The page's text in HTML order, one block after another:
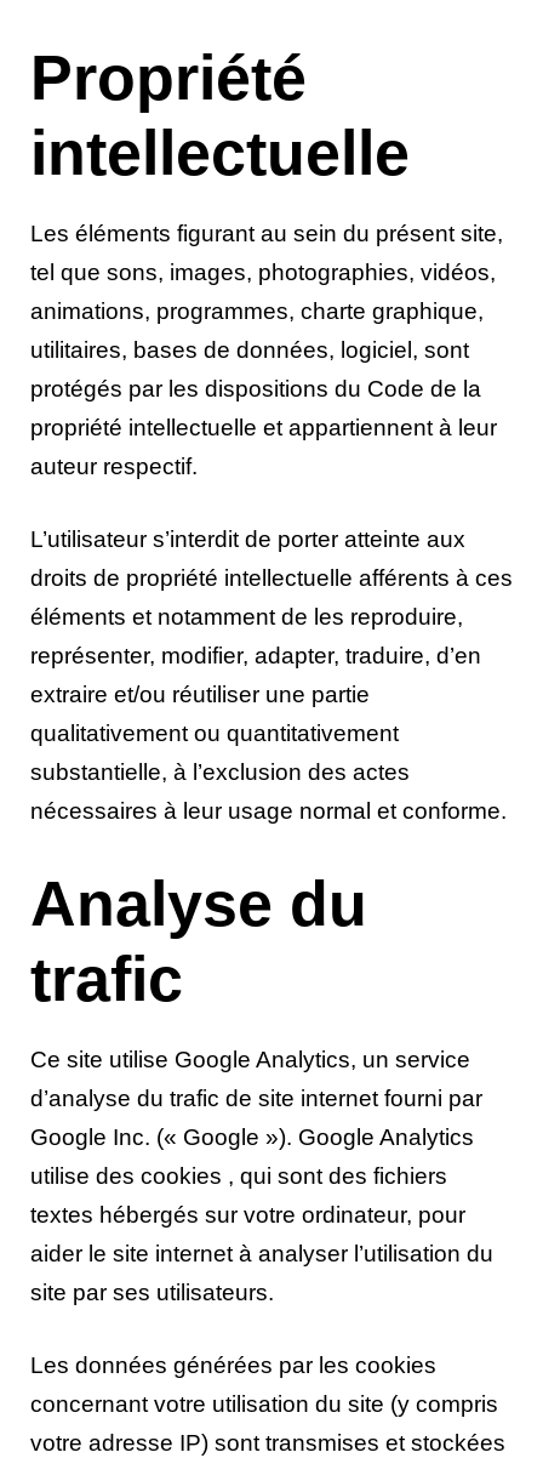
Propriété
intellectuelle
Les éléments figurant au sein du présent site,
tel que sons, images, photographies, vidéos,
animations, programmes, charte graphique,
utilitaires, bases de données, logiciel, sont
protégés par les dispositions du Code de la
propriété intellectuelle et appartiennent à leur
auteur respectif.
L’utilisateur s’interdit de porter atteinte aux
droits de propriété intellectuelle afférents à ces
éléments et notamment de les reproduire,
représenter, modifier, adapter, traduire, d’en
extraire et/ou réutiliser une partie
qualitativement ou quantitativement
substantielle, à l’exclusion des actes
nécessaires à leur usage normal et conforme.
Analyse du
trafic
Ce site utilise Google Analytics, un service
d’analyse du trafic de site internet fourni par
Google Inc. (« Google »). Google Analytics
utilise des cookies , qui sont des fichiers
textes hébergés sur votre ordinateur, pour
aider le site internet à analyser l’utilisation du
site par ses utilisateurs.
Les données générées par les cookies
concernant votre utilisation du site (y compris
votre adresse IP) sont transmises et stockées